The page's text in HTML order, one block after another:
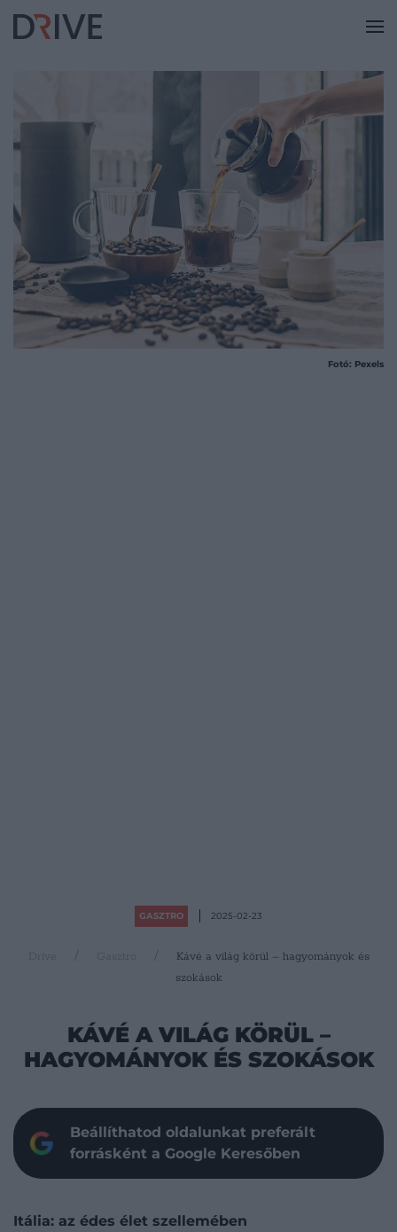
Fotó: Pexels
GASZTRO 2025-02-23
Drive Gasztro
Kávé a világ körül – hagyományok és
szokások
KÁVÉ A VILÁG KÖRÜL –
HAGYOMÁNYOK ÉS SZOKÁSOK
Beállíthatod oldalunkat preferált
forrásként a Google Keresőben
Itália: az édes élet szellemében